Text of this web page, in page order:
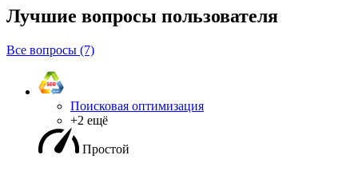
Лучшие вопросы пользователя
Все вопросы (7)
Поисковая оптимизация
+2 ещё
Простой